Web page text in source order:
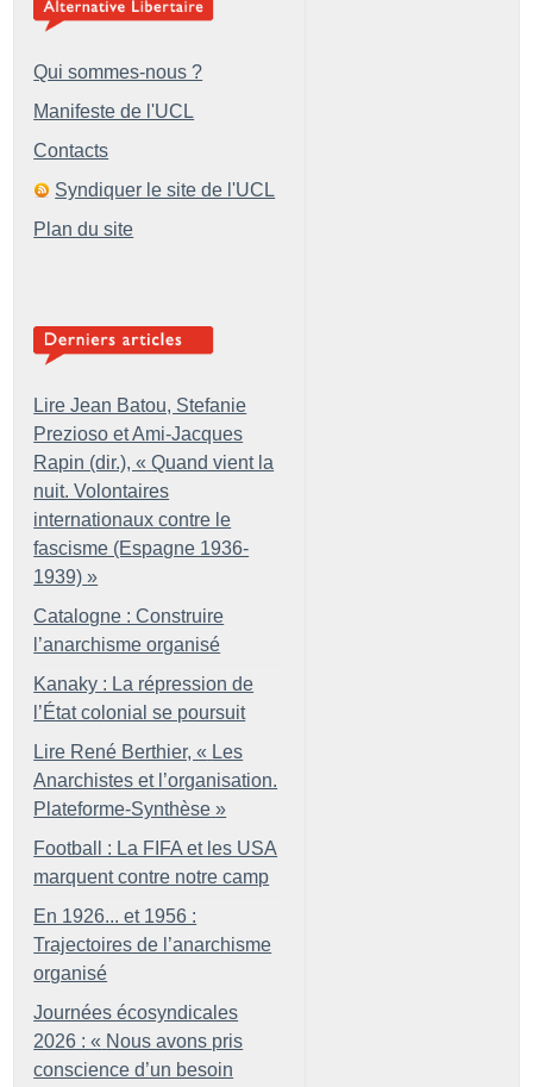
Qui sommes-nous ?
Manifeste de l'UCL
Contacts
Syndiquer le site de l'UCL
Plan du site
Lire Jean Batou, Stefanie
Prezioso et Ami-Jacques
Rapin (dir.), « Quand vient la
nuit. Volontaires
internationaux contre le
fascisme (Espagne 1936-
1939) »
Catalogne : Construire
l’anarchisme organisé
Kanaky : La répression de
l’État colonial se poursuit
Lire René Berthier, « Les
Anarchistes et l’organisation.
Plateforme-Synthèse »
Football : La FIFA et les USA
marquent contre notre camp
En 1926... et 1956 :
Trajectoires de l’anarchisme
organisé
Journées écosyndicales
2026 : « Nous avons pris
conscience d’un besoin